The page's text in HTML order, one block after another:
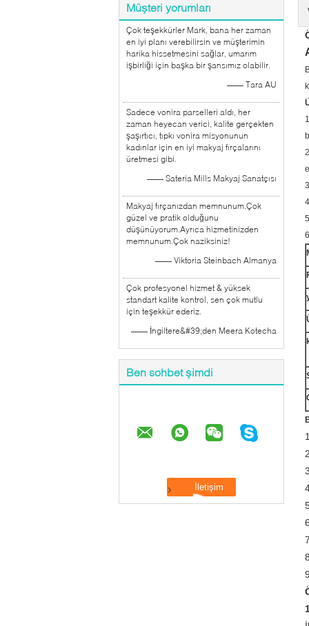
Müşteri yorumları
Çok teşekkürler Mark, bana her zaman
en iyi planı verebilirsin ve müşterimin
harika hissetmesini sağlar, umarım
işbirliği için başka bir şansımız olabilir.
—— Tara AU
Sadece vonira parselleri aldı, her
zaman heyecan verici, kalite gerçekten
şaşırtıcı, tıpkı vonira misyonunun
kadınlar için en iyi makyaj fırçalarını
üretmesi gibi.
—— Sateria Mills Makyaj Sanatçısı
Makyaj fırçanızdan memnunum.Çok
güzel ve pratik olduğunu
düşünüyorum.Ayrıca hizmetinizden
memnunum.Çok naziksiniz!
—— Viktoria Steinbach Almanya
Çok profesyonel hizmet & yüksek
standart kalite kontrol, sen çok mutlu
için teşekkür ederiz.
—— İngiltere&#39;den Meera Kotecha
Ben sohbet şimdi